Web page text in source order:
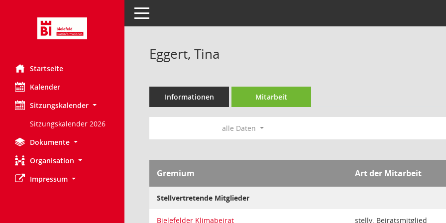
Startseite
Kalender
Sitzungskalender
Sitzungskalender 2026
Dokumente
Organisation
Impressum
Toggle navigation
Eggert, Tina
Informationen Mitarbeit
alle Daten
Gremium Art der Mitarbeit
Stellvertretende Mitglieder
Bielefelder Klimabeirat stellv. Beiratsmitglied